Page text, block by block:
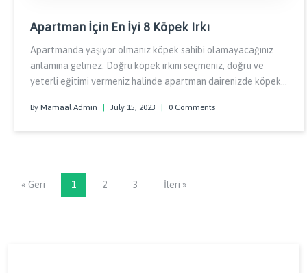
Apartman İçin En İyi 8 Köpek Irkı
Apartmanda yaşıyor olmanız köpek sahibi olamayacağınız
anlamına gelmez. Doğru köpek ırkını seçmeniz, doğru ve
yeterli eğitimi vermeniz halinde apartman dairenizde köpek
bahsetmiyorum.
By Mamaal Admin July 15, 2023 0 Comments
« Geri 1 2 3 İleri »